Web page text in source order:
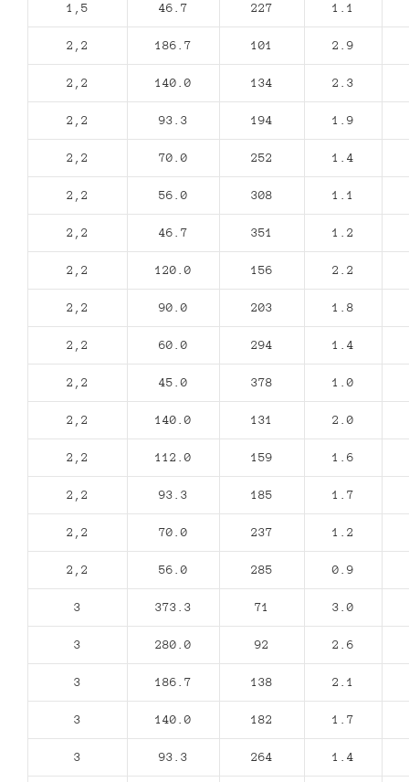
1,5 46.7 227 1.1
2,2 186.7 101 2.9
2,2 140.0 134 2.3
2,2 93.3 194 1.9
2,2 70.0 252 1.4
2,2 56.0 308 1.1
2,2 46.7 351 1.2
2,2 120.0 156 2.2
2,2 90.0 203 1.8
2,2 60.0 294 1.4
2,2 45.0 378 1.0
2,2 140.0 131 2.0
2,2 112.0 159 1.6
2,2 93.3 185 1.7
2,2 70.0 237 1.2
2,2 56.0 285 0.9
3 373.3 71 3.0
3 280.0 92 2.6
3 186.7 138 2.1
3 140.0 182 1.7
3 93.3 264 1.4